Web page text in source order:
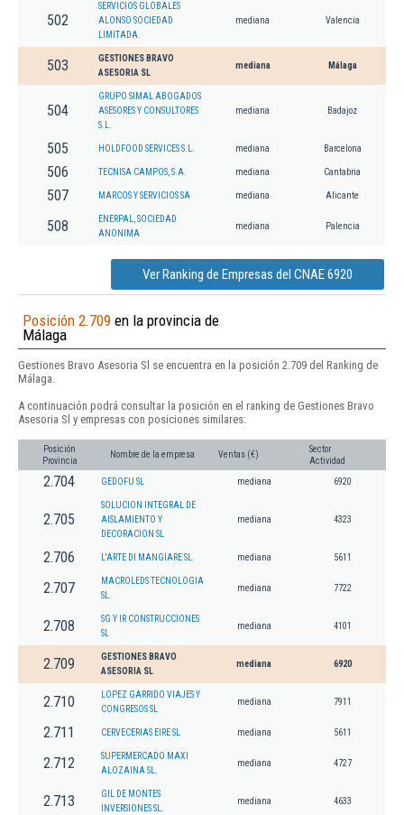
502
SERVICIOS GLOBALES
ALONSO SOCIEDAD
LIMITADA.
mediana Valencia
503
GESTIONES BRAVO
ASESORIA SL
mediana Málaga
504
GRUPO SIMAL ABOGADOS
ASESORES Y CONSULTORES
S.L.
mediana Badajoz
505 HOLDFOOD SERVICES S.L. mediana Barcelona
506 TECNISA CAMPOS, S.A. mediana Cantabria
507 MARCOS Y SERVICIOS SA mediana Alicante
508
ENERPAL, SOCIEDAD
ANONIMA
mediana Palencia
Ver Ranking de Empresas del CNAE 6920
Posición 2.709 en la provincia de
Málaga
Gestiones Bravo Asesoria Sl se encuentra en la posición 2.709 del Ranking de
Málaga.
A continuación podrá consultar la posición en el ranking de Gestiones Bravo
Asesoria Sl y empresas con posiciones similares:
Posición
Provincia
Nombre de la empresa Ventas (€)
Sector
Actividad
2.704 GEDOFU SL mediana 6920
2.705
SOLUCION INTEGRAL DE
AISLAMIENTO Y
DECORACION SL
mediana 4323
2.706 L'ARTE DI MANGIARE SL. mediana 5611
2.707
MACROLEDS TECNOLOGIA
SL.
mediana 7722
2.708
SG Y IR CONSTRUCCIONES
SL
mediana 4101
2.709
GESTIONES BRAVO
ASESORIA SL
mediana 6920
2.710
LOPEZ GARRIDO VIAJES Y
CONGRESOS SL
mediana 7911
2.711 CERVECERIAS EIRE SL mediana 5611
2.712
SUPERMERCADO MAXI
ALOZAINA SL.
mediana 4727
2.713
GIL DE MONTES
INVERSIONES SL.
mediana 4633